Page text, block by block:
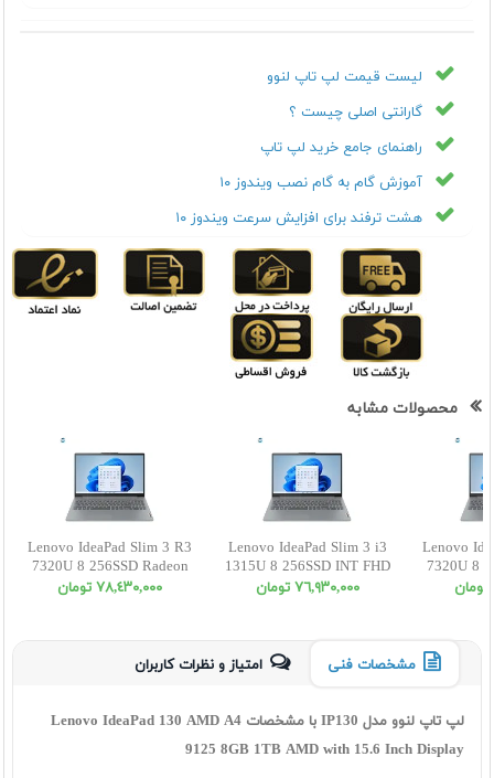
لیست قیمت لپ تاپ لنوو
گارانتی اصلی چیست ؟
راهنمای جامع خرید لپ تاپ
آموزش گام به گام نصب ویندوز ۱۰
هشت ترفند برای افزایش سرعت ویندوز ۱۰
محصولات مشابه
Lenovo IdeaPad Slim 3 R3
7320U 8 256SSD Radeon
FHD
٧٨,٤٣٠,٠٠٠ تومان
Lenovo IdeaPad Slim 3 i3
1315U 8 256SSD INT FHD
٧٦,٩٣٠,٠٠٠ تومان
Lenovo
7320U 8
مشخصات فنی امتیاز و نظرات کاربران
لپ تاپ لنوو مدل IP130 با مشخصات Lenovo IdeaPad 130 AMD A4
9125 8GB 1TB AMD with 15.6 Inch Display